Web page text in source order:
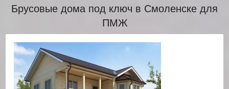
Брусовые дома под ключ в Смоленске для
ПМЖ